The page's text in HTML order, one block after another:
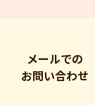
メールでの
お問い合わせ